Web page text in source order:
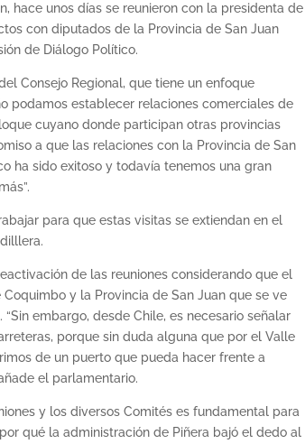
hace unos días se reunieron con la presidenta de
con diputados de la Provincia de San Juan
de Diálogo Político.
Consejo Regional, que tiene un enfoque
podamos establecer relaciones comerciales de
cuyano donde participan otras provincias
a que las relaciones con la Provincia de San
ha sido exitoso y todavía tenemos una gran
para que estas visitas se extiendan en el
de las reuniones considerando que el
y la Provincia de San Juan que se ve
embargo, desde Chile, es necesario señalar
porque sin duda alguna que por el Valle
de un puerto que pueda hacer frente a
el parlamentario.
y los diversos Comités es fundamental para
qué la administración de Piñera bajó el dedo al